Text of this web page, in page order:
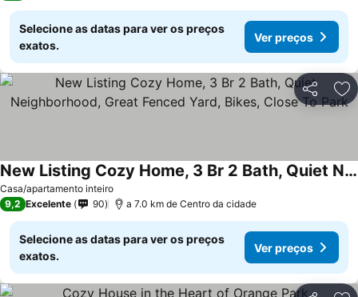
Selecione as datas para ver os preços
exatos.
Ver preços
Partilhar
Casa/apartamento inteiro
New Listing Cozy Home, 3 Br 2 Bath, Quiet Neighborhood, Great Fenced Yard, Bikes, Close To Park
Ver preços
9,2 Excelente 90 a 7.0 km de Centro da cidade
Selecione as datas para ver os preços
exatos.
Ver preços